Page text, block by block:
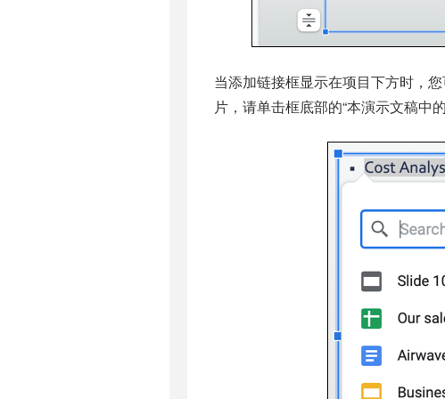
当添加链接框显示在项目下方时，
片，请单击框底部的“本演示文稿中的